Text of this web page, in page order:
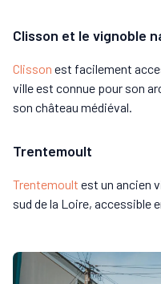
Clisson et le vignoble
Clisson est facilement
ville est connue pour son
son château médiéval.
Trentemoult
Trentemoult est un ancien
sud de la Loire, accessible